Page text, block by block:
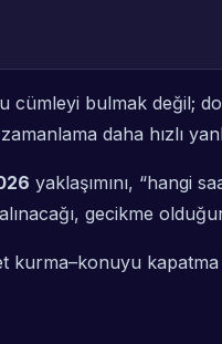
cümleyi bulmak değil;
daha hızlı
yaklaşımını, “hangi
gecikme
kurma–konuyu